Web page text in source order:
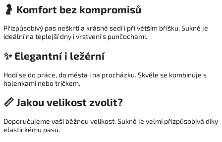
🤰 Komfort bez kompromisů
Přizpůsobivý pas neškrtí a krásně sedí i při větším bříšku. Sukně je
ideální na teplejší dny i vrstvení s punčochami.
✨ Elegantní i ležérní
Hodí se do práce, do města i na procházku. Skvěle se kombinuje s
halenkami nebo tričkem.
📏 Jakou velikost zvolit?
Doporučujeme vaši běžnou velikost. Sukně je velmi přizpůsobivá díky
elastickému pasu.